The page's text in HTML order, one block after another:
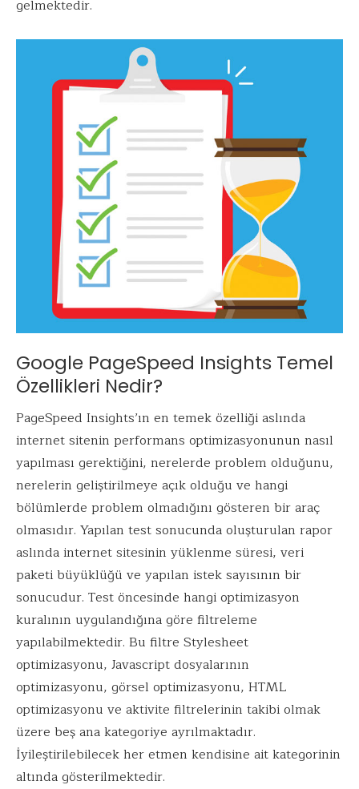
gelmektedir.
Google PageSpeed Insights Temel
Özellikleri Nedir?
PageSpeed Insights’ın en temek özelliği aslında
internet sitenin performans optimizasyonunun nasıl
yapılması gerektiğini, nerelerde problem olduğunu,
nerelerin geliştirilmeye açık olduğu ve hangi
bölümlerde problem olmadığını gösteren bir araç
olmasıdır. Yapılan test sonucunda oluşturulan rapor
aslında internet sitesinin yüklenme süresi, veri
paketi büyüklüğü ve yapılan istek sayısının bir
sonucudur. Test öncesinde hangi optimizasyon
kuralının uygulandığına göre filtreleme
yapılabilmektedir. Bu filtre Stylesheet
optimizasyonu, Javascript dosyalarının
optimizasyonu, görsel optimizasyonu, HTML
optimizasyonu ve aktivite filtrelerinin takibi olmak
üzere beş ana kategoriye ayrılmaktadır.
İyileştirilebilecek her etmen kendisine ait kategorinin
altında gösterilmektedir.